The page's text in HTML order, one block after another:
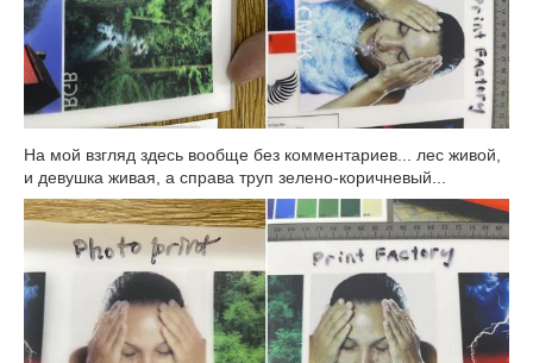
На мой взгляд здесь вообще без комментариев... лес живой,
и девушка живая, а справа труп зелено-коричневый...